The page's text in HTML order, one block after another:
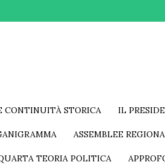
CONTINUITÀ STORICA IL
ASSEMBLEE
TEORIA POLITICA